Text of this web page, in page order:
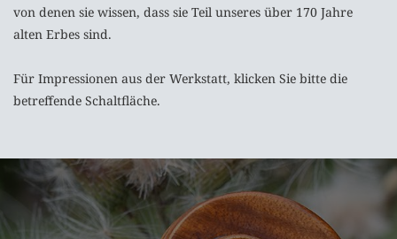
von denen sie wissen, dass sie Teil unseres über 170 Jahre
alten Erbes sind.
Für Impressionen aus der Werkstatt, klicken Sie bitte die
betreffende Schaltfläche.